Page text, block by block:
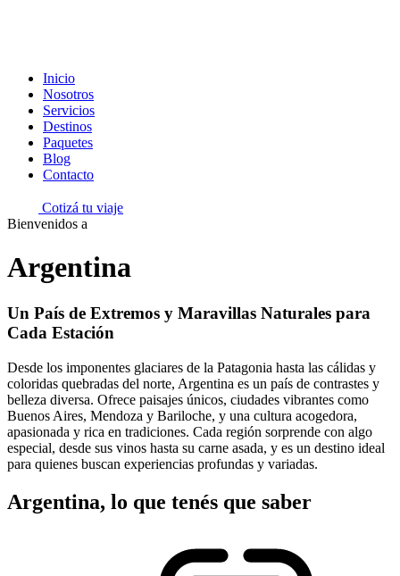
Inicio
Nosotros
Servicios
Destinos
Paquetes
Blog
Contacto
Cotizá tu viaje
Bienvenidos a
Argentina
Un País de Extremos y Maravillas Naturales para
Cada Estación
Desde los imponentes glaciares de la Patagonia hasta las cálidas y
coloridas quebradas del norte, Argentina es un país de contrastes y
belleza diversa. Ofrece paisajes únicos, ciudades vibrantes como
Buenos Aires, Mendoza y Bariloche, y una cultura acogedora,
apasionada y rica en tradiciones. Cada región sorprende con algo
especial, desde sus vinos hasta su carne asada, y es un destino ideal
para quienes buscan experiencias profundas y variadas.
Argentina, lo que tenés que saber